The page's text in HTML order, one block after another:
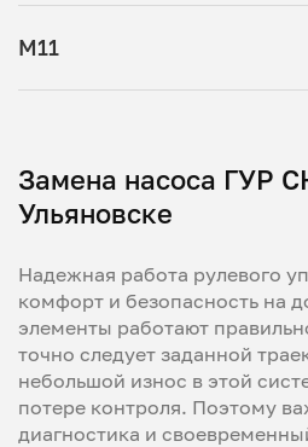
M11
Замена насоса ГУР
Ульяновске
Надежная работа рулевого
комфорт и безопасность на
элементы работают
точно следует заданной
небольшой износ в этой
потере контроля. Поэтому
диагностика и